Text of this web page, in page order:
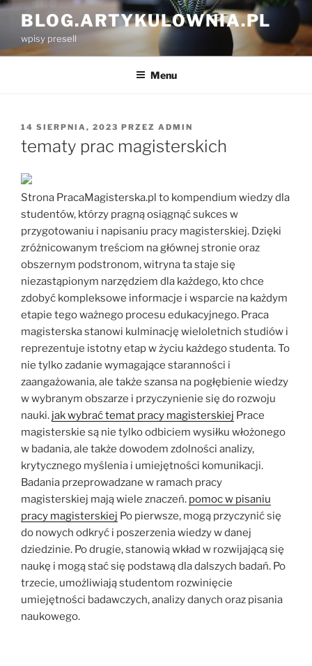
Przejdź
treści
BLOG.ARTYKULOWNIA.PL
wpisy presell
Menu
OPUBLIKOWANE
W
14 SIERPNIA, 2023 PRZEZ ADMIN
tematy prac magisterskich
Strona PracaMagisterska.pl to kompendium wiedzy dla
studentów, którzy pragną osiągnąć sukces w
przygotowaniu i napisaniu pracy magisterskiej. Dzięki
zróżnicowanym treściom na głównej stronie oraz
obszernym podstronom, witryna ta staje się
niezastąpionym narzędziem dla każdego, kto chce
zdobyć kompleksowe informacje i wsparcie na każdym
etapie tego ważnego procesu edukacyjnego. Praca
magisterska stanowi kulminację wieloletnich studiów i
reprezentuje istotny etap w życiu każdego studenta. To
nie tylko zadanie wymagające staranności i
zaangażowania, ale także szansa na pogłębienie wiedzy
w wybranym obszarze i przyczynienie się do rozwoju
nauki. jak wybrać temat pracy magisterskiej Prace
magisterskie są nie tylko odbiciem wysiłku włożonego
w badania, ale także dowodem zdolności analizy,
krytycznego myślenia i umiejętności komunikacji.
Badania przeprowadzane w ramach pracy
magisterskiej mają wiele znaczeń. pomoc w pisaniu
pracy magisterskiej Po pierwsze, mogą przyczynić się
do nowych odkryć i poszerzenia wiedzy w danej
dziedzinie. Po drugie, stanowią wkład w rozwijającą się
naukę i mogą stać się podstawą dla dalszych badań. Po
trzecie, umożliwiają studentom rozwinięcie
umiejętności badawczych, analizy danych oraz pisania
naukowego.